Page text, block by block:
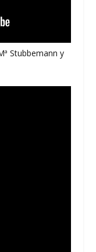
Stubbemann y